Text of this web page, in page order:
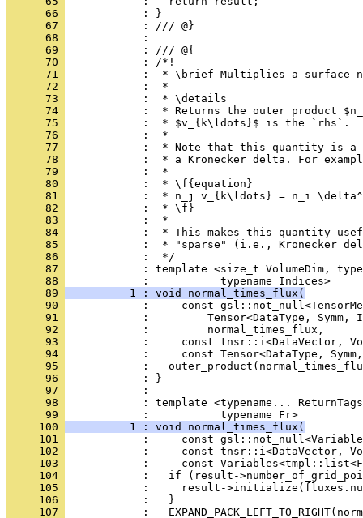
      66
            : }
      67
            : /// @}
      68
            :
      69
            : /// @{
      70
            : /*!
      71
:  * \brief Multiplies a surface
      72
            :  *
      73
            :  * \details
      74
:  * Returns the outer product
      75
            :  * $v_{k\ldots}$ is the `rhs`.
      76
            :  *
      77
:  * Note that this quantity is
      78
:  * a Kronecker delta. For
      79
            :  *
      80
            :  * \f{equation}
      81
:  * n_j v_{k\ldots} = n_i
      82
            :  * \f}
      83
            :  *
      84
:  * This makes this quantity
      85
:  * "sparse" (i.e., Kronecker
      86
            :  */
      87
: template <size_t VolumeDim,
      88
            :           typename Indices>
      89
          1 : void normal_times_flux(
      90
:     const
      91
:         Tensor<DataType, Symm,
      92
            :         normal_times_flux,
      93
:     const tnsr::i<DataVector,
      94
:     const Tensor<DataType,
      95
:
      96
            : }
      97
            :
      98
: template <typename...
      99
            :           typename Fr>
     100
          1 : void normal_times_flux(
     101
:     const
     102
:     const tnsr::i<DataVector,
     103
:     const
     104
:   if (result-
     105
:     result-
     106
            :   }
     107
: